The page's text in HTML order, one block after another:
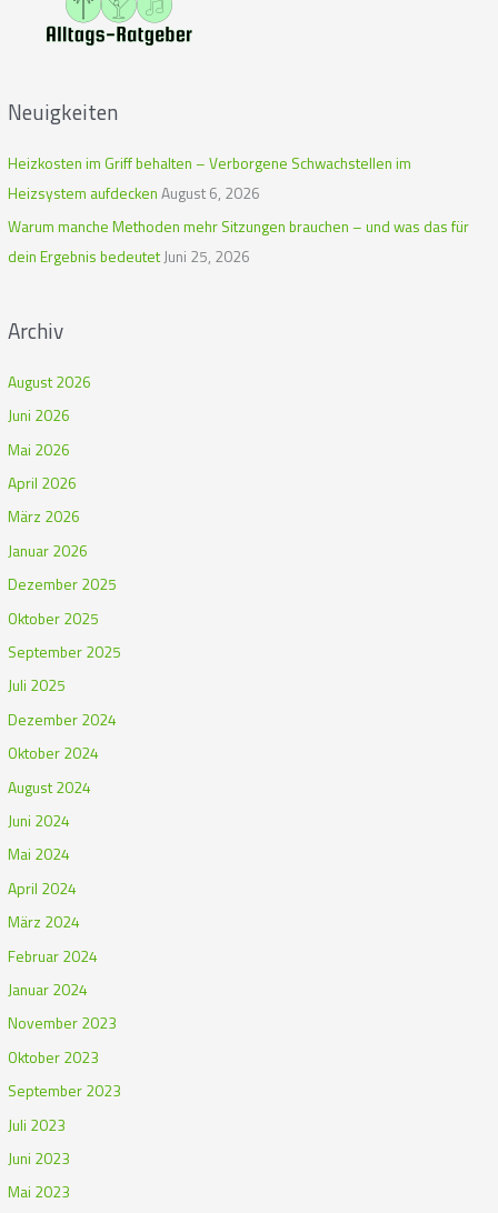
a
c
h
Neuigkeiten
Heizkosten im Griff behalten – Verborgene Schwachstellen im
Heizsystem aufdecken August 6, 2026
Warum manche Methoden mehr Sitzungen brauchen – und was das für
dein Ergebnis bedeutetJuni 25, 2026
Archiv
August 2026
Juni 2026
Mai 2026
April 2026
März 2026
Januar 2026
Dezember 2025
Oktober 2025
September 2025
Juli 2025
Dezember 2024
Oktober 2024
August 2024
Juni 2024
Mai 2024
April 2024
März 2024
Februar 2024
Januar 2024
November 2023
Oktober 2023
September 2023
Juli 2023
Juni 2023
Mai 2023